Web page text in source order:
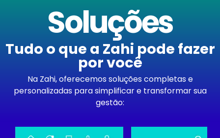
Soluções
Tudo o que a Zahi pode fazer
por você
Na Zahi, oferecemos soluções completas e
personalizadas para simplificar e transformar sua
gestão: